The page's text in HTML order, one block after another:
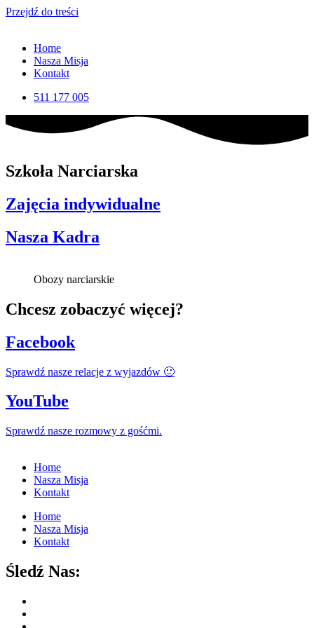
Przejdź do treści
Home
Nasza Misja
Kontakt
511 177 005
Szkoła Narciarska
Zajęcia indywidualne
Nasza Kadra
Obozy narciarskie
Chcesz zobaczyć więcej?
Facebook
Sprawdź nasze relacje z wyjazdów 🙂
YouTube
Sprawdź nasze rozmowy z gośćmi.
Home
Nasza Misja
Kontakt
Home
Nasza Misja
Kontakt
Śledź Nas: